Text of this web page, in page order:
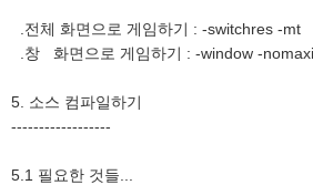
.전체 화면으로 게임하기 : -switchres -mt
.창 화면으로 게임하기 : -window -
5. 소스 컴파일하기
------------------
5.1 필요한 것들...